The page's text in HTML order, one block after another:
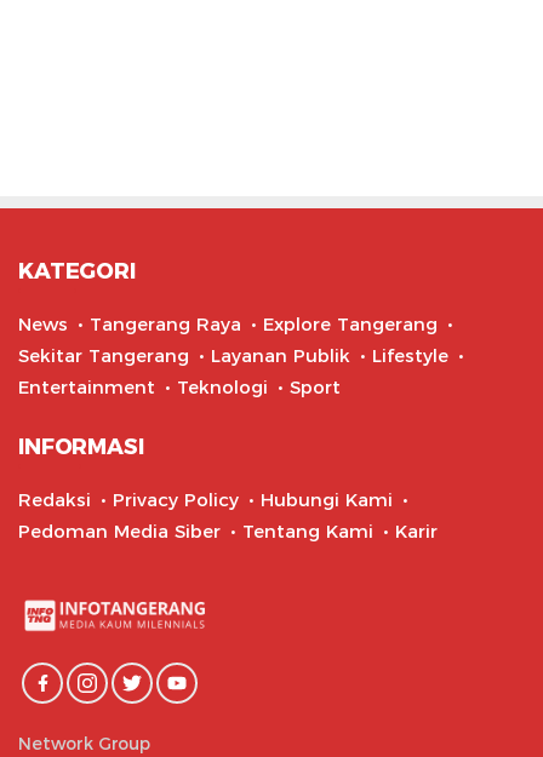
KATEGORI
News Tangerang Raya
Explore Tangerang
Sekitar Tangerang
Layanan Publik
Lifestyle
Entertainment
Teknologi Sport
INFORMASI
Redaksi Privacy Policy
Hubungi Kami
Pedoman Media Siber
Tentang Kami Karir
Network Group